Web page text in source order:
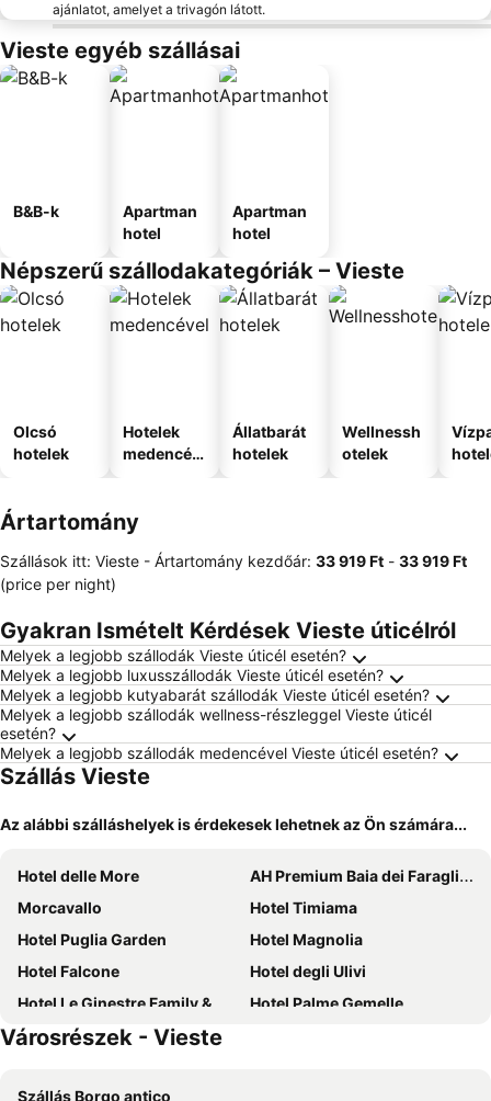
ajánlatot, amelyet a trivagón látott.
Vieste egyéb szállásai
B&B-k
Apartman
hotel
Apartman
hotel
Népszerű szállodakategóriák – Vieste
Olcsó
hotelek
Hotelek
medencév
Állatbarát
hotelek
Wellnessh
otelek
Ártartomány
Szállások itt: Vieste - Ártartomány kezdőár: ‎33 919 Ft - ‎33 919 Ft
(price per night)
Gyakran Ismételt Kérdések Vieste úticélról
Melyek a legjobb szállodák Vieste úticél esetén?
Melyek a legjobb luxusszállodák Vieste úticél esetén?
Melyek a legjobb kutyabarát szállodák Vieste úticél esetén?
Melyek a legjobb szállodák wellness-részleggel Vieste úticél
esetén?
Melyek a legjobb szállodák medencével Vieste úticél esetén?
Szállás Vieste
Az alábbi szálláshelyek is érdekesek lehetnek az Ön számára...
Hotel delle More
AH Premium Baia dei Faraglioni
Morcavallo
Hotel Timiama
Hotel Puglia Garden
Hotel Magnolia
Hotel Falcone
Hotel degli Ulivi
Hotel Le Ginestre Family & Wellness
Hotel Palme Gemelle
Hotel Sfinalicchio
Városrészek - Vieste
Szállás Borgo antico